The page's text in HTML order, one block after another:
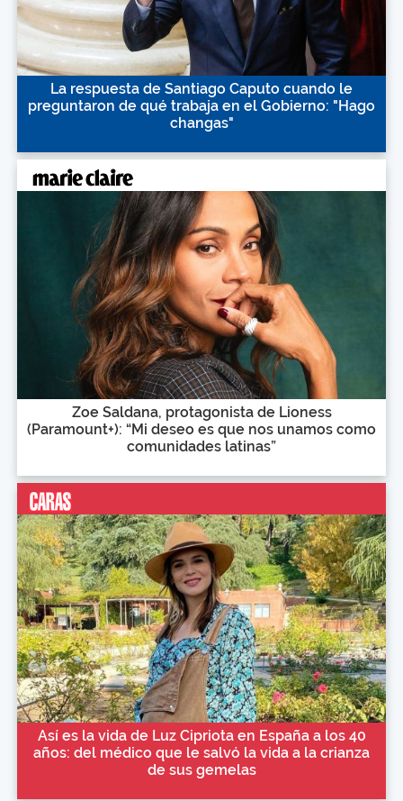
La respuesta de Santiago Caputo cuando le
preguntaron de qué trabaja en el Gobierno: "Hago
changas"
Zoe Saldana, protagonista de Lioness
(Paramount+): “Mi deseo es que nos unamos como
comunidades latinas”
Así es la vida de Luz Cipriota en España a los 40
años: del médico que le salvó la vida a la crianza
de sus gemelas